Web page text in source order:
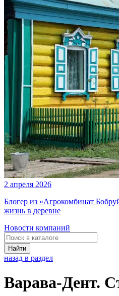
2 апреля 2026
Блогер из «Агрокомбинат
жизнь в деревне
Новости компаний
Найти
назад в раздел
Варава-Дент.